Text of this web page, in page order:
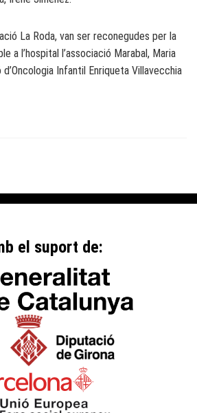
La Roda, van ser reconegudes per la
a l’hospital l’associació Marabal, Maria
Infantil Enriqueta Villavecchia
el suport de: